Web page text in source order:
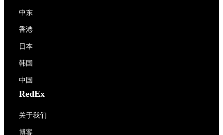
中东
香港
日本
韩国
中国
RedEx
关于我们
博客